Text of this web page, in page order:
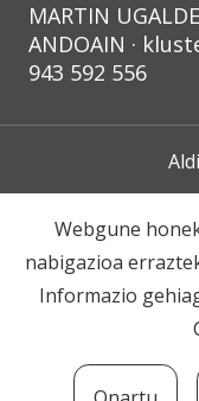
MARTIN
ANDOAIN ·
943 592 556
Webgune
nabigazioa
Informazio